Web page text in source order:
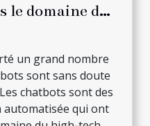
le domaine du
un grand nombre
sont sans doute
chatbots sont des
automatisée qui ont